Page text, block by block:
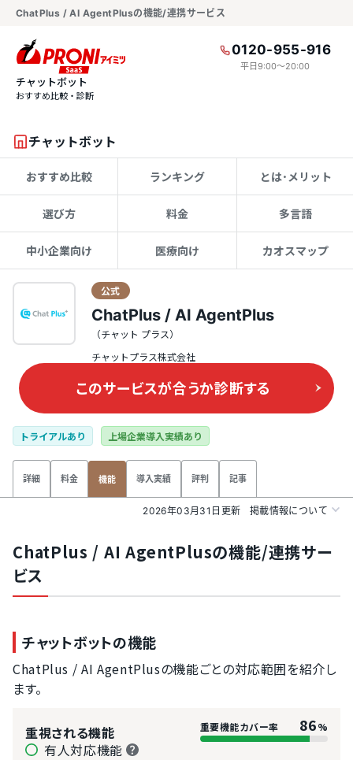
ChatPlus / AI AgentPlusの機能/連携サービス
0120-955-916
平日9:00〜20:00
チャットボット
おすすめ比較・診断
チャットボット
おすすめ比較 ランキング とは･メリット
選び方 料金 多言語
中小企業向け 医療向け カオスマップ
公式
ChatPlus / AI AgentPlus
（チャット プラス）
チャットプラス株式会社
このサービスが合うか診断する
トライアルあり 上場企業導入実績あり
詳細 料金 機能 導入実績 評判 記事
2026年03月31日更新 掲載情報について
ChatPlus / AI AgentPlusの機能/連携サー
ビス
チャットボットの機能
ChatPlus / AI AgentPlusの機能ごとの対応範囲を紹介し
ます。
重視される機能 重要機能カバー率 86%
有人対応機能